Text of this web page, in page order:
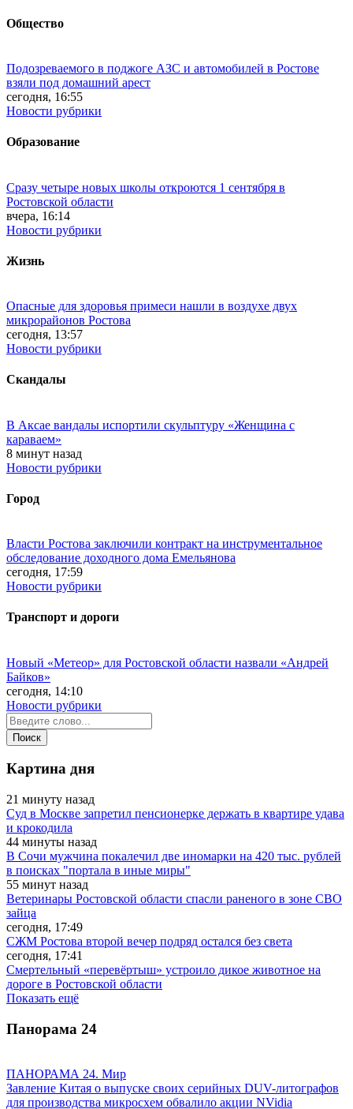
Общество
Подозреваемого в поджоге АЗС и автомобилей в Ростове
взяли под домашний арест
сегодня, 16:55
Новости рубрики
Образование
Сразу четыре новых школы откроются 1 сентября в
Ростовской области
вчера, 16:14
Новости рубрики
Жизнь
Опасные для здоровья примеси нашли в воздухе двух
микрорайонов Ростова
сегодня, 13:57
Новости рубрики
Скандалы
В Аксае вандалы испортили скульптуру «Женщина с
караваем»
8 минут назад
Новости рубрики
Город
Власти Ростова заключили контракт на инструментальное
обследование доходного дома Емельянова
сегодня, 17:59
Новости рубрики
Транспорт и дороги
Новый «Метеор» для Ростовской области назвали «Андрей
Байков»
сегодня, 14:10
Новости рубрики
Картина дня
21 минуту назад
Суд в Москве запретил пенсионерке держать в квартире удава
и крокодила
44 минуты назад
В Сочи мужчина покалечил две иномарки на 420 тыс. рублей
в поисках "портала в иные миры"
55 минут назад
Ветеринары Ростовской области спасли раненого в зоне СВО
зайца
сегодня, 17:49
СЖМ Ростова второй вечер подряд остался без света
сегодня, 17:41
Смертельный «перевёртыш» устроило дикое животное на
дороге в Ростовской области
Показать ещё
Панорама 24
ПАНОРАМА 24. Мир
Завление Китая о выпуске своих серийных DUV-литографов
для производства микросхем обвалило акции NVidia